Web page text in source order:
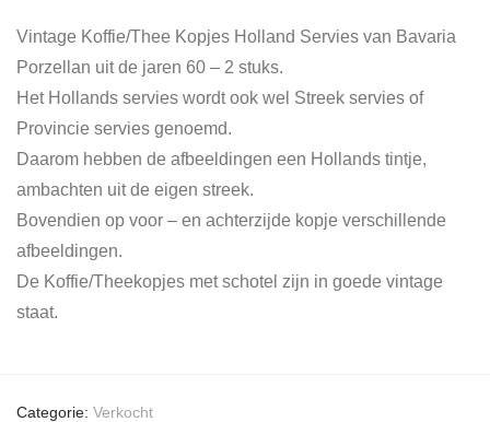
Vintage Koffie/Thee Kopjes Holland Servies van Bavaria
Porzellan uit de jaren 60 – 2 stuks.
Het Hollands servies wordt ook wel Streek servies of
Provincie servies genoemd.
Daarom hebben de afbeeldingen een Hollands tintje,
ambachten uit de eigen streek.
Bovendien op voor – en achterzijde kopje verschillende
afbeeldingen.
De Koffie/Theekopjes met schotel zijn in goede vintage
staat.
Categorie: Verkocht